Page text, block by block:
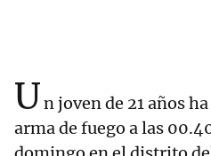
Un joven de 21 años
arma de fuego a las